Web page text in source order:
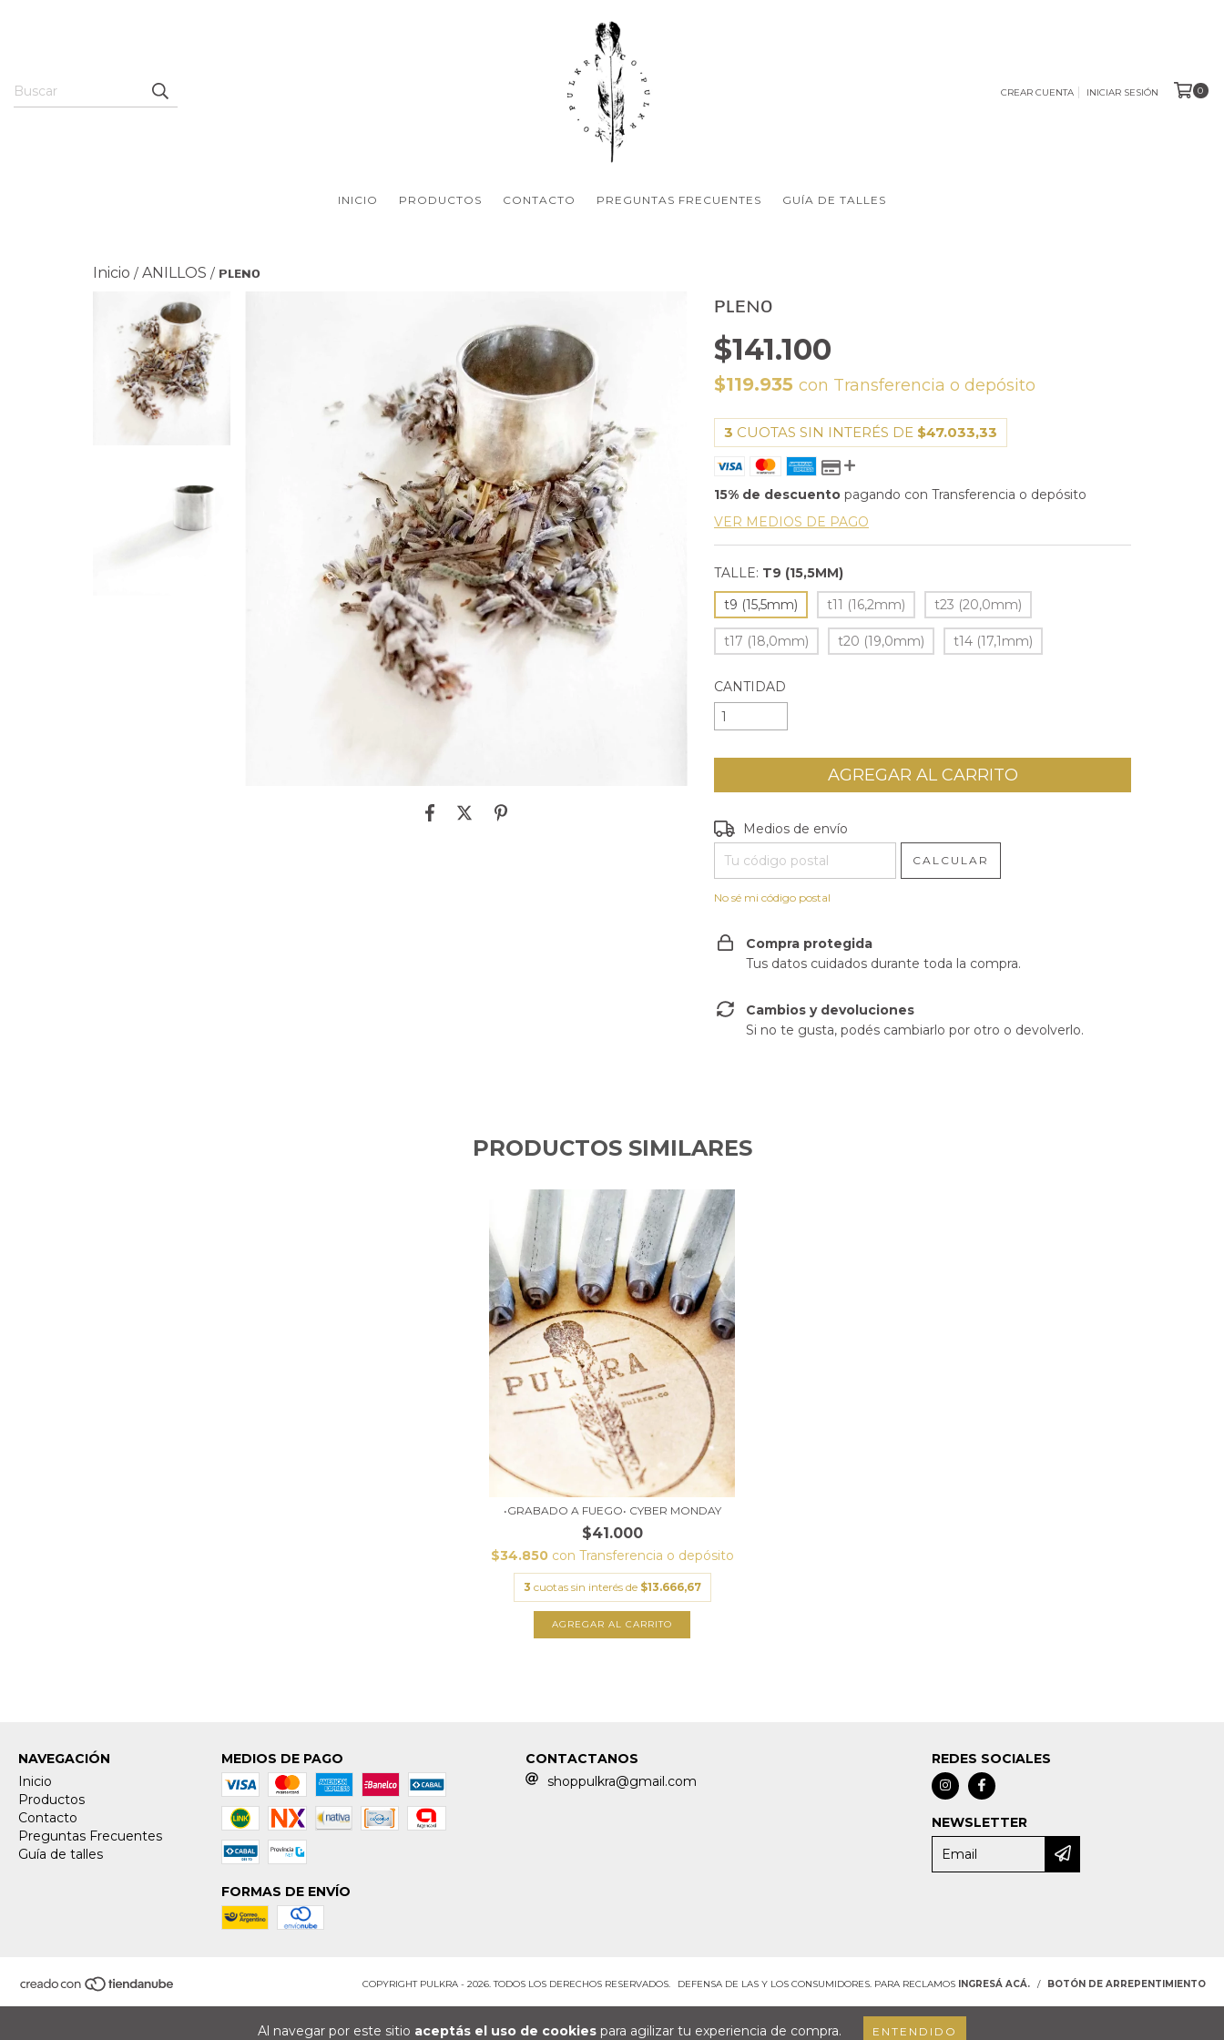
Al navegar por este sitio aceptás el uso de cookies para agilizar tu experiencia de compra. ENTENDIDO
CREAR CUENTA INICIAR SESIÓN 0
INICIO PRODUCTOS CONTACTO PREGUNTAS FRECUENTES GUÍA DE TALLES
Inicio / ANILLOS / ᴘʟᴇɴᴏ
ᴘʟᴇɴᴏ
$141.100
$119.935con Transferencia o depósito
3 CUOTAS SIN INTERÉS DE $47.033,33
15% de descuento pagando con Transferencia o depósito
VER MEDIOS DE PAGO
TALLE: T9 (15,5MM)
t9 (15,5mm)
t11 (16,2mm) t23 (20,0mm)
t17 (18,0mm) t20 (19,0mm) t14 (17,1mm)
CANTIDAD
Entregas para el CP:
Medios de envío
CALCULAR
No sé mi código postal
Compra protegida
Tus datos cuidados durante toda la compra.
Cambios y devoluciones
Si no te gusta, podés cambiarlo por otro o devolverlo.
PRODUCTOS SIMILARES
•GRABADO A FUEGO• CYBER MONDAY
$41.000
$34.850 con Transferencia o depósito
3 cuotas sin interés de $13.666,67
NAVEGACIÓN
Inicio
Productos
Contacto
Preguntas Frecuentes
Guía de talles
MEDIOS DE PAGO
FORMAS DE ENVÍO
CONTACTANOS
shoppulkra@gmail.com
REDES SOCIALES
NEWSLETTER
COPYRIGHT PULKRA - 2026. TODOS LOS DERECHOS RESERVADOS. DEFENSA DE LAS Y LOS CONSUMIDORES. PARA RECLAMOS INGRESÁ ACÁ. / BOTÓN DE ARREPENTIMIENTO